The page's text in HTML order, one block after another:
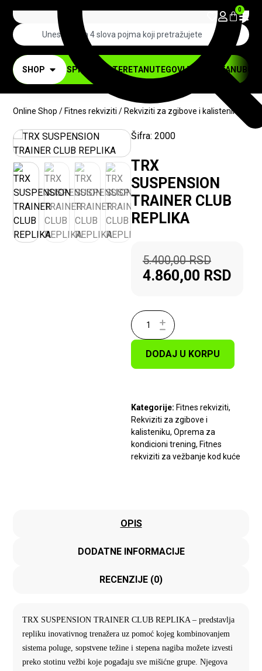
0
SHOP SPRAVE ZA TERETANUTEGOVI ZA TERETANU
Online Shop / Fitnes rekviziti / Rekviziti za zgibove i kalisteniku
Šifra: 2000
TRX
SUSPENSION
TRAINER CLUB
REPLIKA
5.400,00RSD
4.860,00 RSD
DODAJ U KORPU
Kategorije: Fitnes rekviziti,
Rekviziti za zgibove i
kalisteniku, Oprema za
kondicioni trening, Fitnes
rekviziti za vežbanje kod kuće
OPIS
DODATNE INFORMACIJE
RECENZIJE (0)
TRX SUSPENSION TRAINER CLUB REPLIKA – predstavlja
repliku inovativnog trenažera uz pomoć kojeg kombinovanjem
sistema poluge, sopstvene težine i stepena nagiba možete izvesti
preko stotinu vežbi koje pogađaju sve mišićne grupe. Njegova